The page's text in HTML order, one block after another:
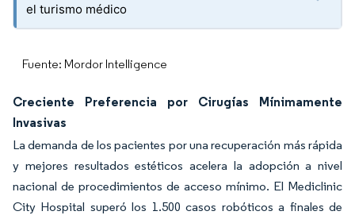
el turismo médico
Fuente: Mordor Intelligence
Creciente Preferencia por Cirugías Mínimamente
Invasivas
La demanda de los pacientes por una recuperación más rápida
y mejores resultados estéticos acelera la adopción a nivel
nacional de procedimientos de acceso mínimo. El Mediclinic
City Hospital superó los 1.500 casos robóticos a finales de